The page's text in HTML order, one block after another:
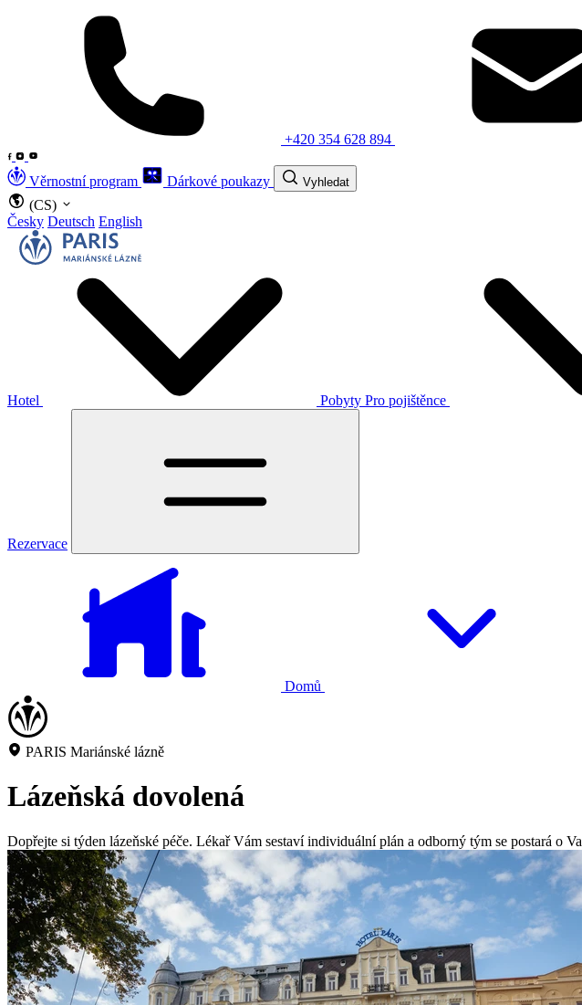
+420 354 628 894
Věrnostní program Dárkové poukazy Vyhledat
(CS)
Česky Deutsch English
Hotel Pobyty Pro pojištěnce
Rezervace
Domů
PARIS Mariánské lázně
Lázeňská dovolená
Dopřejte si týden lázeňské péče. Lékař Vám sestaví individuální plán a odborný tým se postará o